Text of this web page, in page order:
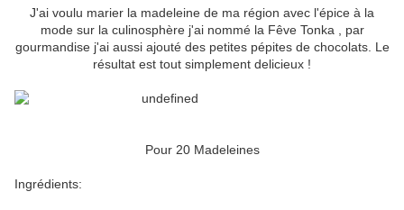
J'ai voulu marier la madeleine de ma région avec l'épice à la
mode sur la culinosphère j'ai nommé la Fêve Tonka , par
gourmandise j'ai aussi ajouté des petites pépites de chocolats. Le
résultat est tout simplement delicieux !
Pour 20 Madeleines
Ingrédients: